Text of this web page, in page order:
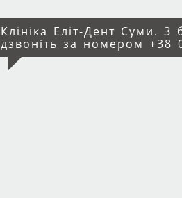
Клініка Еліт-Дент Суми. З
дзвоніть за номером +38